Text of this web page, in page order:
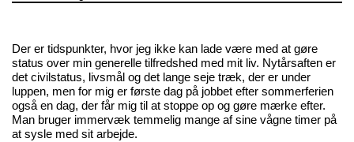
Der er tidspunkter, hvor jeg ikke kan lade være med at gøre
status over min generelle tilfredshed med mit liv. Nytårsaften er
det civilstatus, livsmål og det lange seje træk, der er under
luppen, men for mig er første dag på jobbet efter sommerferien
også en dag, der får mig til at stoppe op og gøre mærke efter.
Man bruger immervæk temmelig mange af sine vågne timer på
at sysle med sit arbejde.